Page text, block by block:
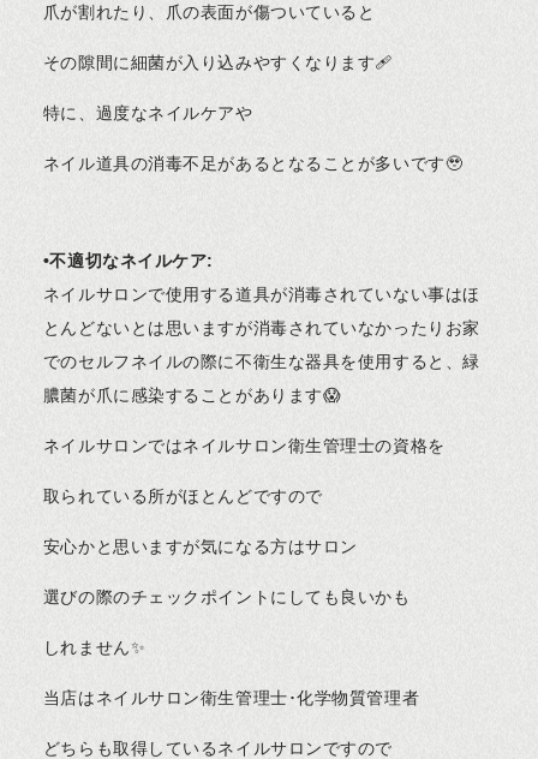
爪が割れたり、爪の表面が傷ついていると
その隙間に細菌が入り込みやすくなります🩹
特に、過度なネイルケアや
ネイル道具の消毒不足があるとなることが多いです🥹
•不適切なネイルケア:
ネイルサロンで使用する道具が消毒されていない事はほ
とんどないとは思いますが消毒されていなかったりお家
でのセルフネイルの際に不衛生な器具を使用すると、緑
膿菌が爪に感染することがあります😱
ネイルサロンではネイルサロン衛生管理士の資格を
取られている所がほとんどですので
安心かと思いますが気になる方はサロン
選びの際のチェックポイントにしても良いかも
しれません✨
当店はネイルサロン衛生管理士･化学物質管理者
どちらも取得しているネイルサロンですので